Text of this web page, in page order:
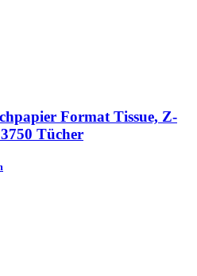
Format Tissue, Z-
Tücher